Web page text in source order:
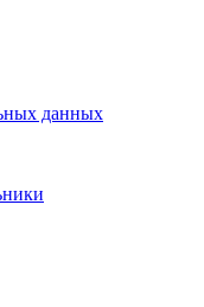
данных